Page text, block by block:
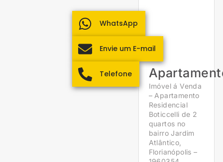
Imóvel á Venda
– Apartamento
Residencial
Boticcelli de 2
quartos no
bairro Jardim
Atlântico,
Florianópolis –
WhatsApp
Envie um E-mail
Telefone